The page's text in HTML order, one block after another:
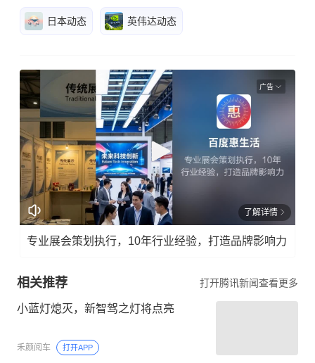
日本动态 英伟达动态
广告
了解详情
专业展会策划执行，10年行业经验，打造品牌影响力
相关推荐 打开腾讯新闻查看更多
小蓝灯熄灭，新智驾之灯将点亮
禾颜阅车 打开APP